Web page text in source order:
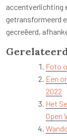
accentverlichting
getransformeerd
gecreëerd,
Foto
Een
2022
Het
Open